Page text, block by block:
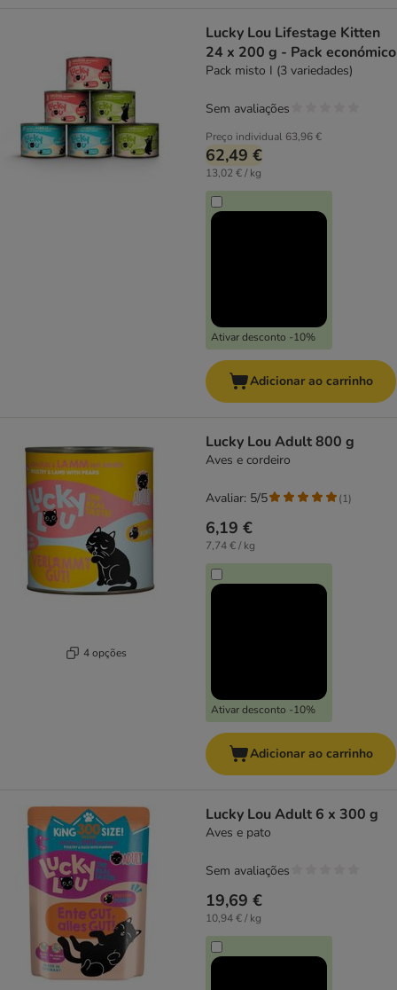
Lucky Lou Lifestage Kitten
24 x 200 g - Pack económico
Pack misto I (3 variedades)
Preço individual 63,96 €
62,49 €
13,02 € / kg
Ativar desconto -10%
Sem avaliações
Adicionar ao carrinho
4 opções
Lucky Lou Adult 800 g
Aves e cordeiro
6,19 €
7,74 € / kg
Ativar desconto -10%
Avaliar: 5/5 (1)
Adicionar ao carrinho
Lucky Lou Adult 6 x 300 g
Aves e pato
19,69 €
10,94 € / kg
Sem avaliações